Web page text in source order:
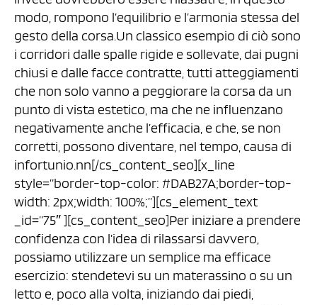
modo, rompono l’equilibrio e l’armonia stessa del
gesto della corsa.Un classico esempio di ciò sono
i corridori dalle spalle rigide e sollevate, dai pugni
chiusi e dalle facce contratte, tutti atteggiamenti
che non solo vanno a peggiorare la corsa da un
punto di vista estetico, ma che ne influenzano
negativamente anche l’efficacia, e che, se non
corretti, possono diventare, nel tempo, causa di
infortunio.nn[/cs_content_seo][x_line
style=”border-top-color: #DAB27A;border-top-
width: 2px;width: 100%;”][cs_element_text
_id=”75″ ][cs_content_seo]Per iniziare a prendere
confidenza con l’idea di rilassarsi davvero,
possiamo utilizzare un semplice ma efficace
esercizio: stendetevi su un materassino o su un
letto e, poco alla volta, iniziando dai piedi,